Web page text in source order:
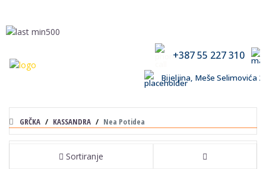
+387 55 227 310
Bijeljina, Meše Selimovića
GRČKA KASSANDRA Nea Potidea
Sortiranje